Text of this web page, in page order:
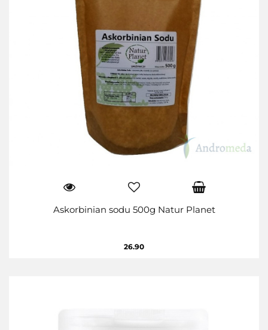
Askorbinian sodu 500g Natur Planet
26.90